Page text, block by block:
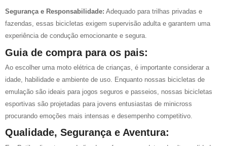
Segurança e Responsabilidade: Adequado para trilhas privadas e
fazendas, essas bicicletas exigem supervisão adulta e garantem uma
experiência de condução emocionante e segura.
Guia de compra para os pais:
Ao escolher uma moto elétrica de crianças, é importante considerar a
idade, habilidade e ambiente de uso. Enquanto nossas bicicletas de
emulação são ideais para jogos seguros e passeios, nossas bicicletas
esportivas são projetadas para jovens entusiastas de minicross
procurando emoções mais intensas e desempenho competitivo.
Qualidade, Segurança e Aventura: